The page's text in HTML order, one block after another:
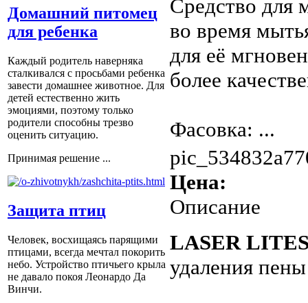
Домашний питомец
для ребенка
Каждый родитель наверняка
сталкивался с просьбами ребенка
завести домашнее животное. Для
детей естественно жить
эмоциями, поэтому только
родители способны трезво
оценить ситуацию.
Принимая решение ...
Защита птиц
Человек, восхищаясь парящими
птицами, всегда мечтал покорить
небо. Устройство птичьего крыла
не давало покоя Леонардо Да
Винчи.
Средство для
во время
для её
более
Фасовка: ...
Цена:
Описание
LASER
удаления пены